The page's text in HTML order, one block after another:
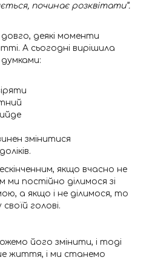
починає розквітати”.
деякі моменти
А сьогодні вирішила
змінитися
якщо вчасно не
постійно ділимося зі
а якщо і не ділимося, то
голові.
його змінити, і тоді
життя, і ми станемо